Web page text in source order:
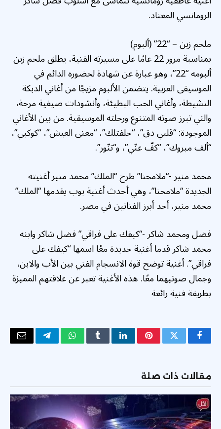
الرومانسي المعتاد.
ملحم زين – “22” (ألبوم)
بمناسبة مرور 22 عامًا على مسيرته الفنية، يطلق ملحم زين
ألبومه “22”، وهو عبارة عن شهادة لحضوره الدائم في
الموسيقى العربية. يتضمن الألبوم مزيجًا من أغاني الدبكة
النشيطة، وأغاني الحب البطيئة، وأنشودات صيفية مرحة،
والتي تبرز صوته المتنوع ورحلته الموسيقية. من بين الأغاني
الموجودة: “قلبي دق”، “حلفتلك”، “معنى العيش”، “كوكبي”،
“ألف مبروك”، “كفّ عنّي”، و“تنّور”.
محمد منير -“ملامحنا” طرح “الملك” محمد منير أغنيته
الجديدة “ملامحنا”، وهي أحدث أغنية بوب يقدمها “الملك”
محمد منير، أحد أبرز الفنانين في مصر.
فضل ومحمد شاكر -“كيفك على فراقي” فضل شاكر وابنه
محمد شاكر قدما أغنية جديدة معًا اسمها “كيفك على
فراقي”. أغنية توضح قوة الانسجام الفني بين الأب والابن،
وجمال صوتيهما معًا. هذه الأغنية تعبر عن علاقتهم المميزة
بطريقة فنية رائعة
فيسبوكتويتر بينتيريستلينكدإنTumblrواتسابتيلقرامالبريد
مقالات ذات صلة